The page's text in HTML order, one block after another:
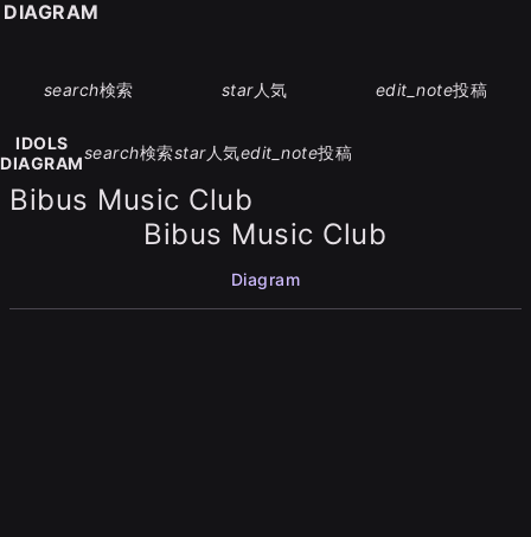
search検索 star人気 edit_note投稿
IDOLS
DIAGRAM
search検索star人気edit_note投稿
Bibus Music Club
Bibus Music Club
Diagram